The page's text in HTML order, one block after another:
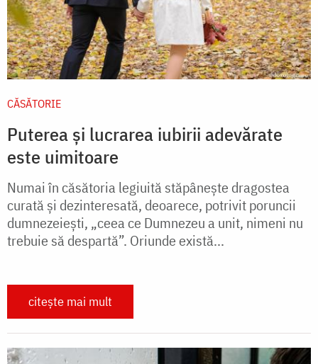
CĂSĂTORIE
Puterea și lucrarea iubirii adevărate
este uimitoare
Numai în căsătoria legiuită stăpânește dragostea
curată și dezinteresată, deoarece, potrivit poruncii
dumnezeiești, „ceea ce Dumnezeu a unit, nimeni nu
trebuie să despartă”. Oriunde există...
citește mai mult